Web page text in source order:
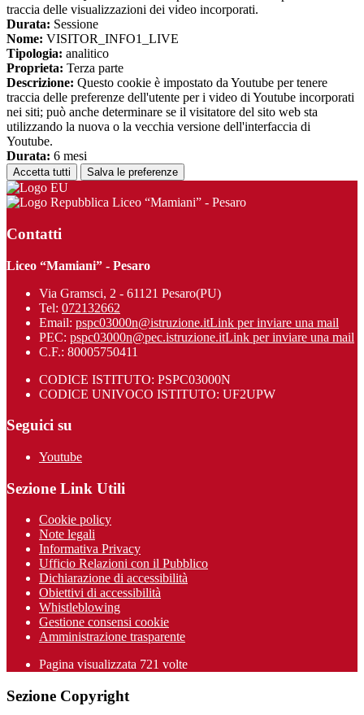
traccia delle visualizzazioni dei video incorporati.
Durata: Sessione
Nome: VISITOR_INFO1_LIVE
Tipologia: analitico
Proprieta: Terza parte
Descrizione: Questo cookie è impostato da Youtube per tenere
traccia delle preferenze dell'utente per i video di Youtube incorporati
nei siti; può anche determinare se il visitatore del sito web sta
utilizzando la nuova o la vecchia versione dell'interfaccia di
Youtube.
Durata: 6 mesi
Accetta tutti Salva le preferenze
Liceo “Mamiani” - Pesaro
Contatti
Liceo “Mamiani” - Pesaro
Via Gramsci, 2 - 61121 Pesaro(PU)
Tel: 072132662
Email: pspc03000n@istruzione.itLink per inviare una mail
PEC: pspc03000n@pec.istruzione.itLink per inviare una mail
C.F.: 80005750411
CODICE ISTITUTO: PSPC03000N
CODICE UNIVOCO ISTITUTO: UF2UPW
Seguici su
Youtube
Sezione Link Utili
Cookie policy
Note legali
Informativa Privacy
Ufficio Relazioni con il Pubblico
Dichiarazione di accessibilità
Obiettivi di accessibilità
Whistleblowing
Gestione consensi cookie
Amministrazione trasparente
Pagina visualizzata 721 volte
Sezione Copyright